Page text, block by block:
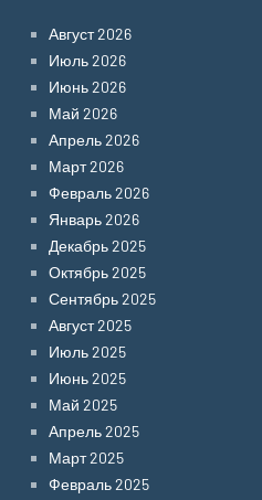
Август 2026
Июль 2026
Июнь 2026
Май 2026
Апрель 2026
Март 2026
Февраль 2026
Январь 2026
Декабрь 2025
Октябрь 2025
Сентябрь 2025
Август 2025
Июль 2025
Июнь 2025
Май 2025
Апрель 2025
Март 2025
Февраль 2025